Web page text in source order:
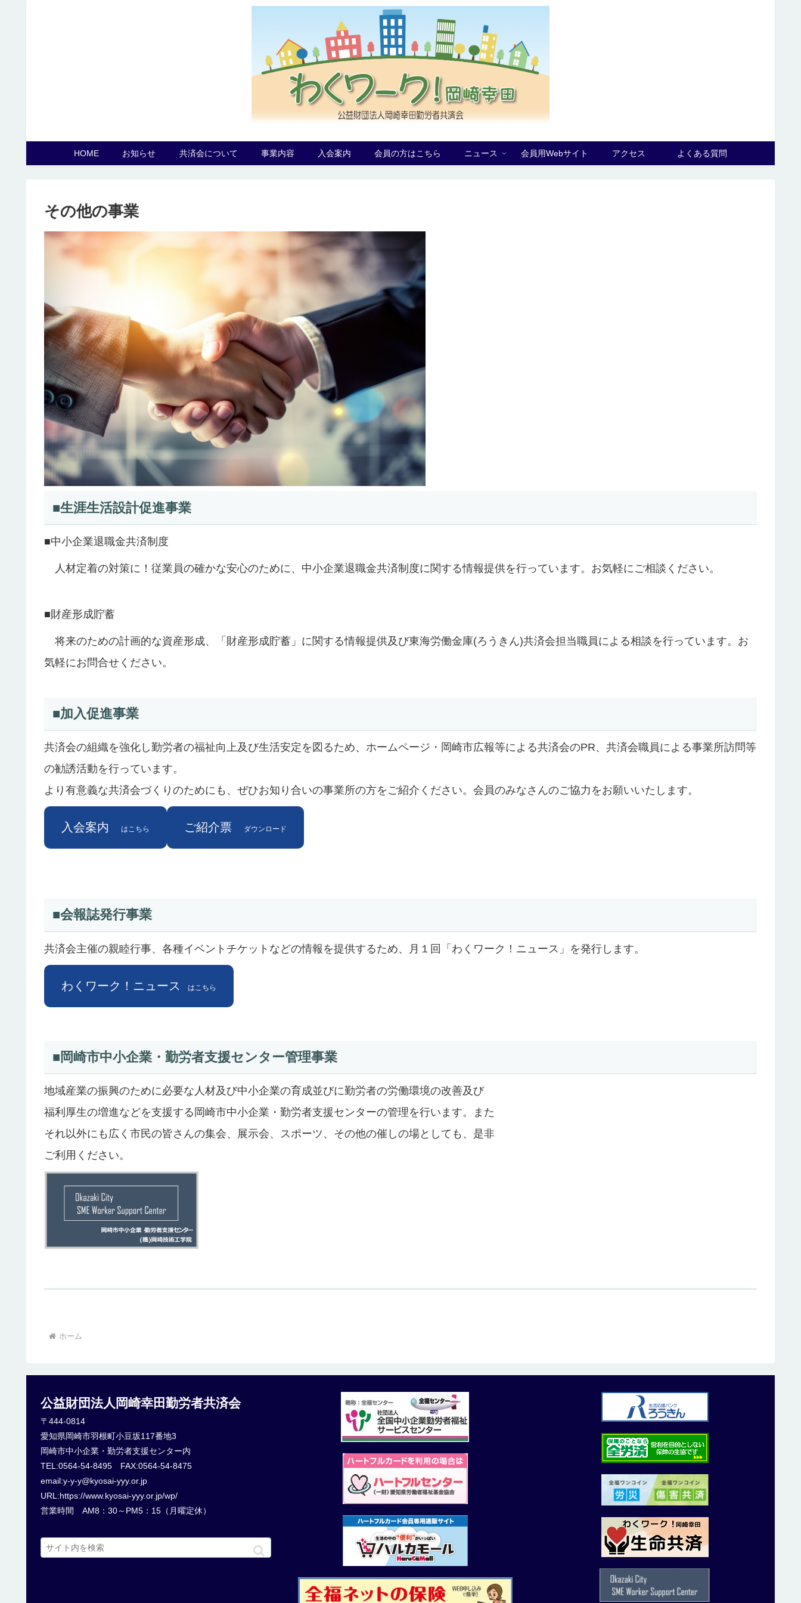
HOME お知らせ 共済会について 事業内容 入会案内 会員の方はこちら ニュース 会員用Webサイト アクセス よくある質問
その他の事業
■生涯生活設計促進事業
■中小企業退職金共済制度
人材定着の対策に！従業員の確かな安心のために、中小企業退職金共済制度に関する情報提供を行っています。お気軽にご相談ください。
■財産形成貯蓄
将来のための計画的な資産形成、「財産形成貯蓄」に関する情報提供及び東海労働金庫(ろうきん)共済会担当職員による相談を行っています。お
気軽にお問合せください。
■加入促進事業
共済会の組織を強化し勤労者の福祉向上及び生活安定を図るため、ホームページ・岡崎市広報等による共済会のPR、共済会職員による事業所訪問等
の勧誘活動を行っています。
より有意義な共済会づくりのためにも、ぜひお知り合いの事業所の方をご紹介ください。会員のみなさんのご協力をお願いいたします。
入会案内 はこちら ご紹介票 ダウンロード
■会報誌発行事業
共済会主催の親睦行事、各種イベントチケットなどの情報を提供するため、月１回「わくワーク！ニュース」を発行します。
わくワーク！ニュース はこちら
■岡崎市中小企業・勤労者支援センター管理事業
地域産業の振興のために必要な人材及び中小企業の育成並びに勤労者の労働環境の改善及び
福利厚生の増進などを支援する岡崎市中小企業・勤労者支援センターの管理を行います。また
それ以外にも広く市民の皆さんの集会、展示会、スポーツ、その他の催しの場としても、是非
ご利用ください。
ホーム
公益財団法人岡崎幸田勤労者共済会
〒444-0814
愛知県岡崎市羽根町小豆坂117番地3
岡崎市中小企業・勤労者支援センター内
TEL:0564-54-8495 FAX:0564-54-8475
email:y-y-y@kyosai-yyy.or.jp
URL:https://www.kyosai-yyy.or.jp/wp/
営業時間 AM8：30～PM5：15（月曜定休）